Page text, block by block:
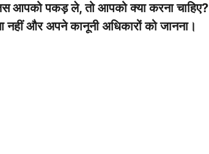
आपको पकड़ ले, तो आपको क्या करना चाहिए?
नहीं और अपने कानूनी अधिकारों को जानना।